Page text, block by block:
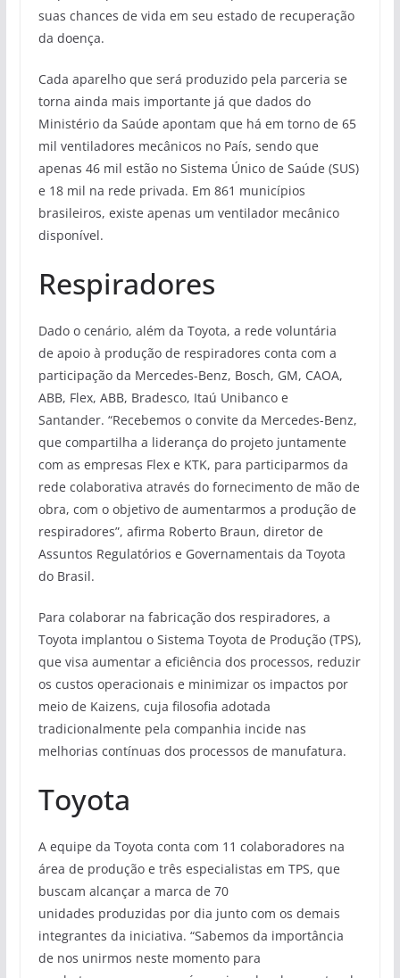
suas chances de vida em seu estado de recuperação
da doença.
Cada aparelho que será produzido pela parceria se
torna ainda mais importante já que dados do
Ministério da Saúde apontam que há em torno de 65
mil ventiladores mecânicos no País, sendo que
apenas 46 mil estão no Sistema Único de Saúde (SUS)
e 18 mil na rede privada. Em 861 municípios
brasileiros, existe apenas um ventilador mecânico
disponível.
Respiradores
Dado o cenário, além da Toyota, a rede voluntária
de apoio à produção de respiradores conta com a
participação da Mercedes-Benz, Bosch, GM, CAOA,
ABB, Flex, ABB, Bradesco, Itaú Unibanco e
Santander. “Recebemos o convite da Mercedes-Benz,
que compartilha a liderança do projeto juntamente
com as empresas Flex e KTK, para participarmos da
rede colaborativa através do fornecimento de mão de
obra, com o objetivo de aumentarmos a produção de
respiradores”, afirma Roberto Braun, diretor de
Assuntos Regulatórios e Governamentais da Toyota
do Brasil.
Para colaborar na fabricação dos respiradores, a
Toyota implantou o Sistema Toyota de Produção (TPS),
que visa aumentar a eficiência dos processos, reduzir
os custos operacionais e minimizar os impactos por
meio de Kaizens, cuja filosofia adotada
tradicionalmente pela companhia incide nas
melhorias contínuas dos processos de manufatura.
Toyota
A equipe da Toyota conta com 11 colaboradores na
área de produção e três especialistas em TPS, que
buscam alcançar a marca de 70
unidades produzidas por dia junto com os demais
integrantes da iniciativa. “Sabemos da importância
de nos unirmos neste momento para